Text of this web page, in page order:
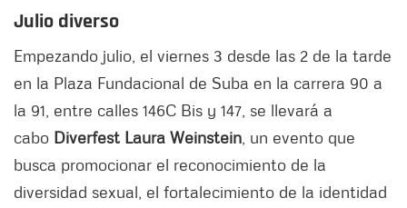
Julio diverso
Empezando julio, el viernes 3 desde las 2 de la tarde
en la Plaza Fundacional de Suba en la carrera 90 a
la 91, entre calles 146C Bis y 147, se llevará a
cabo Diverfest Laura Weinstein , un evento que
busca promocionar el reconocimiento de la
diversidad sexual, el fortalecimiento de la identidad